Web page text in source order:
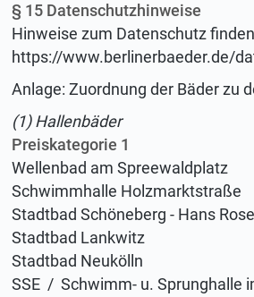
§ 15 Datenschutzhinweise
Hinweise zum Datenschutz
https://www.berlinerbaeder.de/
Anlage: Zuordnung der Bäder zu
(1) Hallenbäder
Preiskategorie 1
Wellenbad am Spreewaldplatz
Schwimmhalle Holzmarktstraße
Stadtbad Schöneberg - Hans
Stadtbad Lankwitz
Stadtbad Neukölln
SSE / Schwimm- u. Sprunghalle